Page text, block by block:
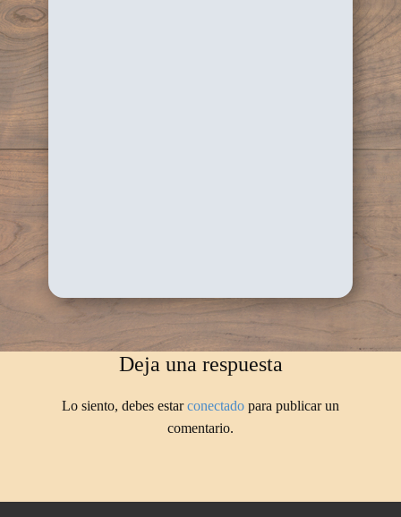
Deja una respuesta
Lo siento, debes estarconectado para publicar un
comentario.